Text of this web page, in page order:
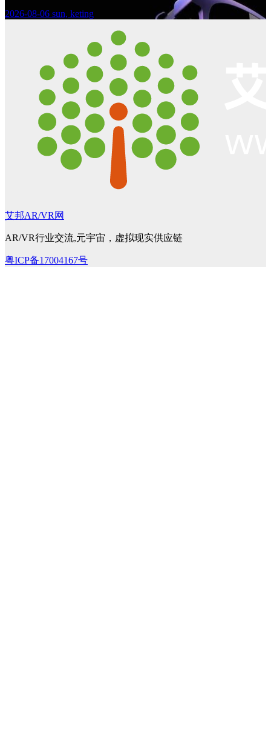
2026-08-06 sun, keting
艾邦AR/VR网
AR/VR行业交流,元宇宙，虚拟现实供应链
粤ICP备17004167号